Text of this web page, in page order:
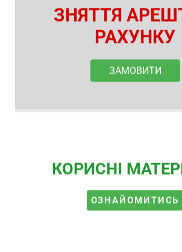
ЗНЯТТЯ
РАХУНКУ
ЗАМОВИТИ
КОРИСНІ
ОЗНАЙОМИТИСЬ